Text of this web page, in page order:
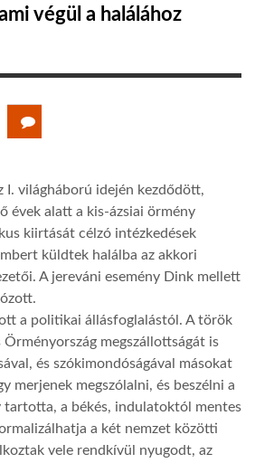
végül a halálához
I. világháború idején kezdődött,
évek alatt a kis-ázsiai örmény
kiirtását célzó intézkedések
küldtek halálba az akkori
A jereváni esemény Dink mellett
a politikai állásfoglalástól. A török
Örményország megszállottságát is
és szókimondóságával másokat
merjenek megszólalni, és beszélni a
a békés, indulatoktól mentes
a két nemzet közötti
vele rendkívül nyugodt, az